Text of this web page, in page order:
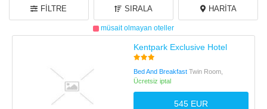
müsait olmayan oteller
FILTRE SIRALA HARITA
Kentpark Exclusive Hotel
Bed And Breakfast Twin Room,
Ücretsiz iptal
545 EUR